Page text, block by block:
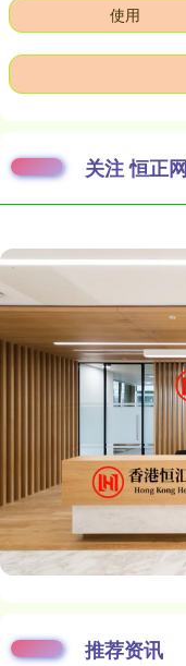
使用
关注 恒正
推荐资讯